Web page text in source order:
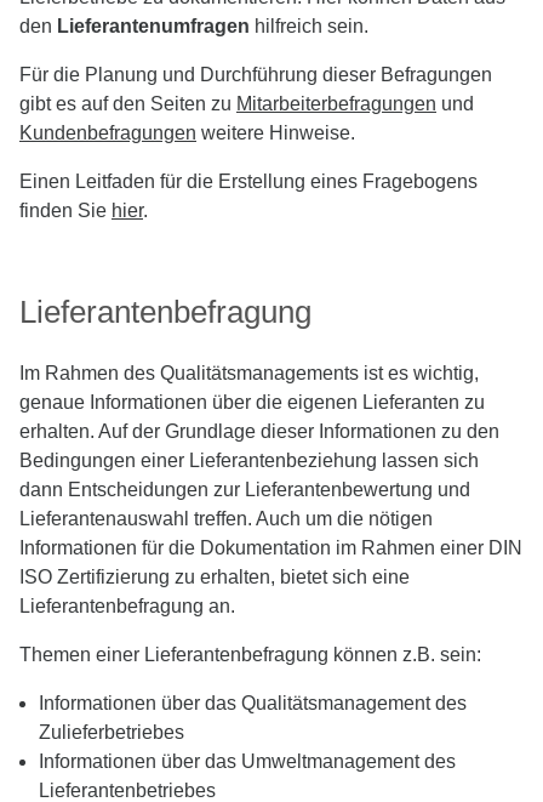
den Lieferantenumfragen hilfreich sein.
Für die Planung und Durchführung dieser Befragungen
gibt es auf den Seiten zu Mitarbeiterbefragungen und
Kundenbefragungen weitere Hinweise.
Einen Leitfaden für die Erstellung eines Fragebogens
finden Sie hier.
Lieferantenbefragung
Im Rahmen des Qualitätsmanagements ist es wichtig,
genaue Informationen über die eigenen Lieferanten zu
erhalten. Auf der Grundlage dieser Informationen zu den
Bedingungen einer Lieferantenbeziehung lassen sich
dann Entscheidungen zur Lieferantenbewertung und
Lieferantenauswahl treffen. Auch um die nötigen
Informationen für die Dokumentation im Rahmen einer DIN
ISO Zertifizierung zu erhalten, bietet sich eine
Lieferantenbefragung an.
Themen einer Lieferantenbefragung können z.B. sein:
Informationen über das Qualitätsmanagement des
Zulieferbetriebes
Informationen über das Umweltmanagement des
Lieferantenbetriebes